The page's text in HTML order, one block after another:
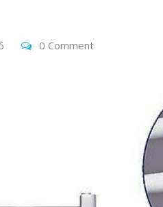
0 Comment